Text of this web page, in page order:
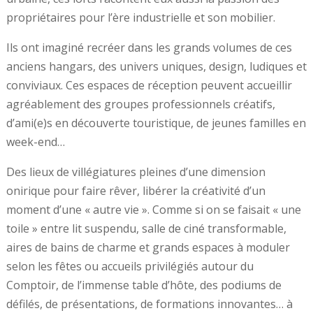
propriétaires pour l’ère industrielle et son mobilier.
Ils ont imaginé recréer dans les grands volumes de ces
anciens hangars, des univers uniques, design, ludiques et
conviviaux. Ces espaces de réception peuvent accueillir
agréablement des groupes professionnels créatifs,
d’ami(e)s en découverte touristique, de jeunes familles en
week-end…
Des lieux de villégiatures pleines d’une dimension
onirique pour faire rêver, libérer la créativité d’un
moment d’une « autre vie ». Comme si on se faisait « une
toile » entre lit suspendu, salle de ciné transformable,
aires de bains de charme et grands espaces à moduler
selon les fêtes ou accueils privilégiés autour du
Comptoir, de l’immense table d’hôte, des podiums de
défilés, de présentations, de formations innovantes… à